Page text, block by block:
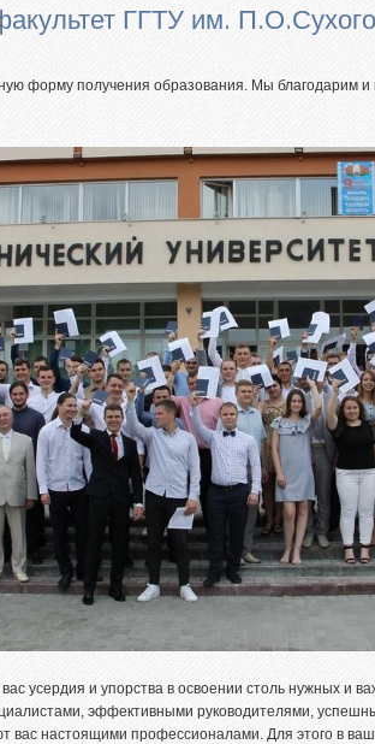
Выпускникам инженерных
Личный кабинет абитуриента
ГГТУ им. П.О.Сухого
Целевая подготовка
Абитуриентам из Российской
федерации
Зачисление без вступительных
испытаний
Родителям абитуриентов
Часто задаваемые вопросы
Факультет довузовской
подготовки
Централизованное
тестирование
Репетиционное тестирование
Профориентанционные
мероприятия 2023/2024
ГГТУ им.
форму получения образования. Мы благодарим и
усердия и упорства в освоении столь нужных и
эффективными руководителями,
вас настоящими профессионалами. Для этого в